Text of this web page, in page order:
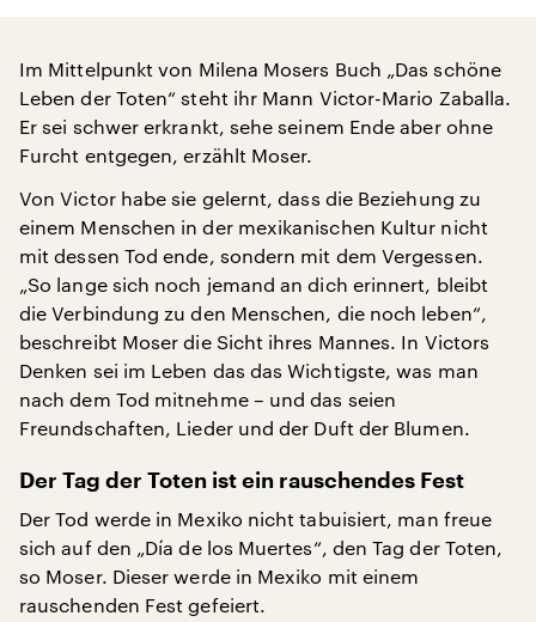
Im Mittelpunkt von Milena Mosers Buch „Das schöne
Leben der Toten“ steht ihr Mann Victor-Mario Zaballa.
Er sei schwer erkrankt, sehe seinem Ende aber ohne
Furcht entgegen, erzählt Moser.
Von Victor habe sie gelernt, dass die Beziehung zu
einem Menschen in der mexikanischen Kultur nicht
mit dessen Tod ende, sondern mit dem Vergessen.
„So lange sich noch jemand an dich erinnert, bleibt
die Verbindung zu den Menschen, die noch leben“,
beschreibt Moser die Sicht ihres Mannes. In Victors
Denken sei im Leben das das Wichtigste, was man
nach dem Tod mitnehme – und das seien
Freundschaften, Lieder und der Duft der Blumen.
Der Tag der Toten ist ein rauschendes Fest
Der Tod werde in Mexiko nicht tabuisiert, man freue
sich auf den „Día de los Muertes“, den Tag der Toten,
so Moser. Dieser werde in Mexiko mit einem
rauschenden Fest gefeiert.